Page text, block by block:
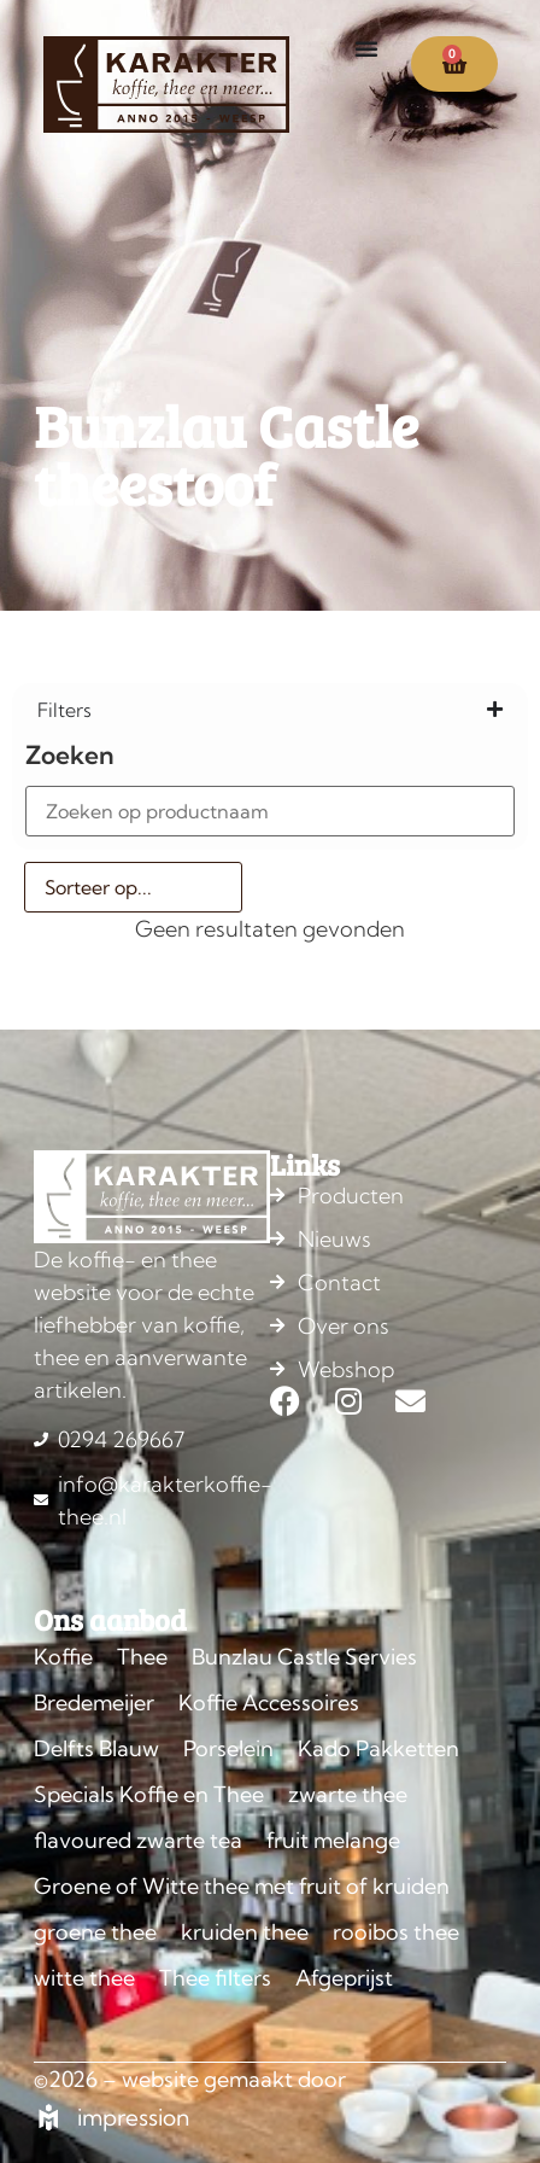
0
Bunzlau Castle
theestoof
Filters
Zoeken
Geen resultaten gevonden
De koffie- en thee
website voor de echte
liefhebber van koffie,
thee en aanverwante
artikelen.
0294 269667
info@karakterkoffie-
thee.nl
Links
Producten
Nieuws
Contact
Over ons
Webshop
Ons aanbod
Koffie Thee
Bunzlau Castle Servies
Bredemeijer
Koffie Accessoires
Delfts Blauw
Porselein
Kado Pakketten
Specials Koffie en Thee
zwarte thee
flavoured zwarte tea
fruit melange
Groene of Witte thee met fruit of kruiden
groene thee
kruiden thee
rooibos thee
witte thee
Thee filters Afgeprijst
©2026 – website gemaakt door
impression